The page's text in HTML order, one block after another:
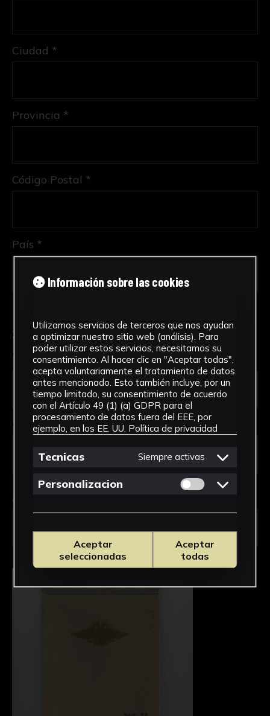
Ciudad *
Provincia *
Código Postal *
País *
Solicitud de Servicio
Tipo de solicitud *
Tipo de uso *
Obra en la que está interesado/a
sección femenina (núm. 82)
Información sobre las cookies
Utilizamos servicios de terceros que nos ayudan
a optimizar nuestro sitio web (análisis). Para
poder utilizar estos servicios, necesitamos su
consentimiento. Al hacer clic en "Aceptar todas",
acepta voluntariamente el tratamiento de datos
antes mencionado. Esto también incluye, por un
tiempo limitado, su consentimiento de acuerdo
con el Artículo 49 (1) (a) GDPR para el
procesamiento de datos fuera del EEE, por
ejemplo, en los EE. UU. Política de privacidad
Tecnicas Siempre activas
Personalizacion Permitir cookies
Aceptar
seleccionadas
Aceptar
todas